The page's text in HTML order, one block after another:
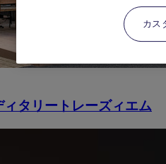
タリートレーズィエム
カス